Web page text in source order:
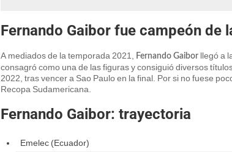
Fernando Gaibor fue campeón de
A mediados de la temporada 2021, Fernando Gaibor llegó a
consagró como una de las figuras y consiguió diversos
2022, tras vencer a Sao Paulo en la final. Por si no fuese
Recopa Sudamericana.
Fernando Gaibor: trayectoria
Emelec (Ecuador)